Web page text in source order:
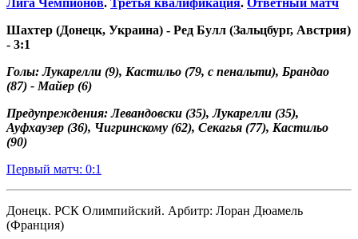
Шахтер (Донецк, Украина) - Ред Булл (Зальцбург, Австрия)
- 3:1
Голы: Лукарелли (9), Кастильо (79, с пенальти), Брандао
(87) - Майер (6)
Предупреждения: Левандовски (35), Лукарелли (35),
Ауфхаузер (36), Чигринскому (62), Секагья (77), Кастильо
(90)
Первый матч: 0:1
Донецк. РСК Олимпийский. Арбитр: Лоран Дюамель
(Франция)